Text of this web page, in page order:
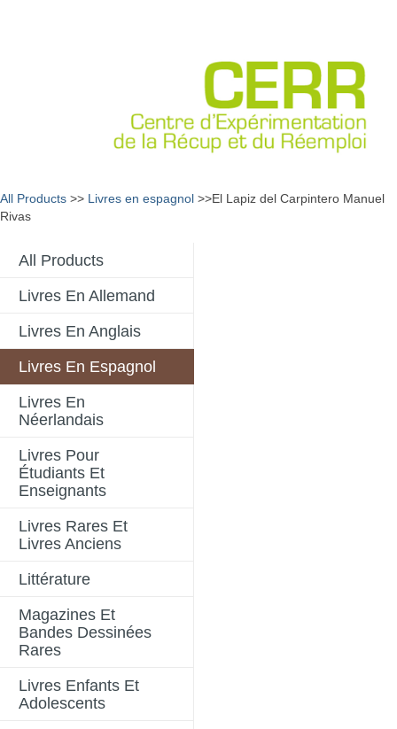
All Products >> Livres en espagnol >>El Lapiz del Carpintero Manuel
Rivas
All Products
Livres En Allemand
Livres En Anglais
Livres En Espagnol
Livres En
Néerlandais
Livres Pour
Étudiants Et
Enseignants
Livres Rares Et
Livres Anciens
Littérature
Magazines Et
Bandes Dessinées
Rares
Livres Enfants Et
Adolescents